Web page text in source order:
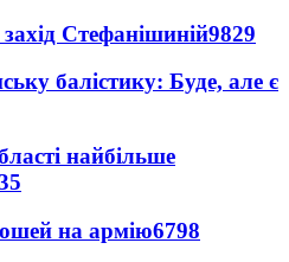
Стефанішиній9829
балістику: Буде, але є
найбільше
на армію6798